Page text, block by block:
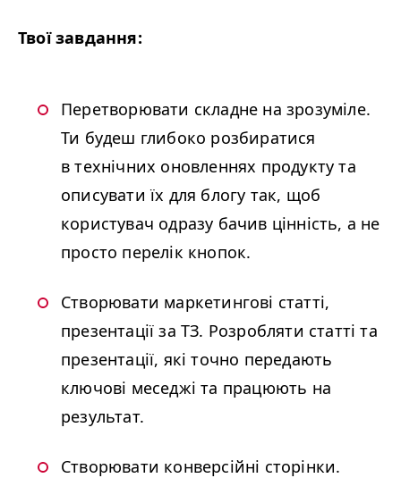
Твої завдання:
Перетворювати складне на зрозуміле.
Ти будеш глибоко розбиратися
в технічних оновленнях продукту та
описувати їх для блогу так, щоб
користувач одразу бачив цінність, а не
просто перелік кнопок.
Створювати маркетингові статті,
презентації за ТЗ. Розробляти статті та
презентації, які точно передають
ключові меседжі та працюють на
результат.
Створювати конверсійні сторінки.